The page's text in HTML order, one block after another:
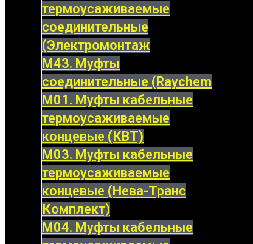
термоусаживаемые
соединительные
(Электромонтаж
М43. Муфты
соединительные (Raychem
М01. Муфты кабельные
термоусаживаемые
концевые (КВТ)
М03. Муфты кабельные
термоусаживаемые
концевые (Нева-Транс
Комплект)
М04. Муфты кабельные